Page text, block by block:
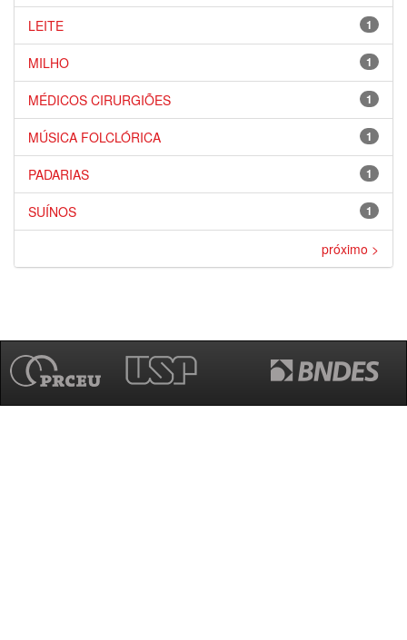
1
LEITE
1
MILHO
1
MÉDICOS CIRURGIÕES
1
MÚSICA FOLCLÓRICA
1
PADARIAS
1
SUÍNOS
próximo >